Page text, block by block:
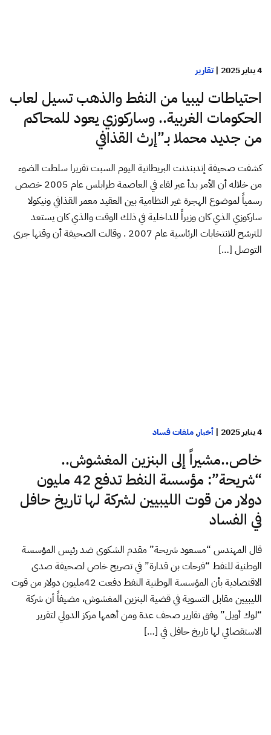
4 يناير 2025 |تقارير
احتياطات ليبيا من النفط والذهب تسيل لعاب
الحكومات الغربية.. وساركوزي يعود للمحاكم
من جديد محملا بـ”إرث القذافي
كشفت صحيفة إندبندنت البريطانية اليوم السبت تقريرا سلطت الضوء
من خلاله أن الأمر بدأ عبر لقاء في العاصمة طرابلس عام 2005 خصص
رسمياً لموضوع الهجرة غير النظامية بين العقيد معمر القذافي ونيكولا
ساركوزي الذي كان وزيراً للداخلية في ذلك الوقت والذي كان يستعد
للترشح للانتخابات الرئاسية عام 2007 . وقالت الصحيفة أن وقتها جرى
التوصل […]
4 يناير 2025 | أخبار,ملفات فساد
خاص..مشيراً إلى البنزين المغشوش..
“شريحة”: مؤسسة النفط تدفع 42 مليون
دولار من قوت الليبيين لشركة لها تاريخ حافل
في الفساد
قال المهندس “مسعود شريحة” مقدم الشكوى ضد رئيس المؤسسة
الوطنية للنفط “فرحات بن قدارة” في تصريح خاص لصحيفة صدى
الاقتصادية بأن المؤسسة الوطنية النفط دفعت 42مليون دولار من قوت
الليبيين مقابل التسوية في قضية البنزين المغشوش، مضيفاً أن شركة
“لوك أويل” وفق تقارير صحف عدة ومن أهمها مركز الدولي لتقرير
الاستقصائي لها تاريخ حافل في […]